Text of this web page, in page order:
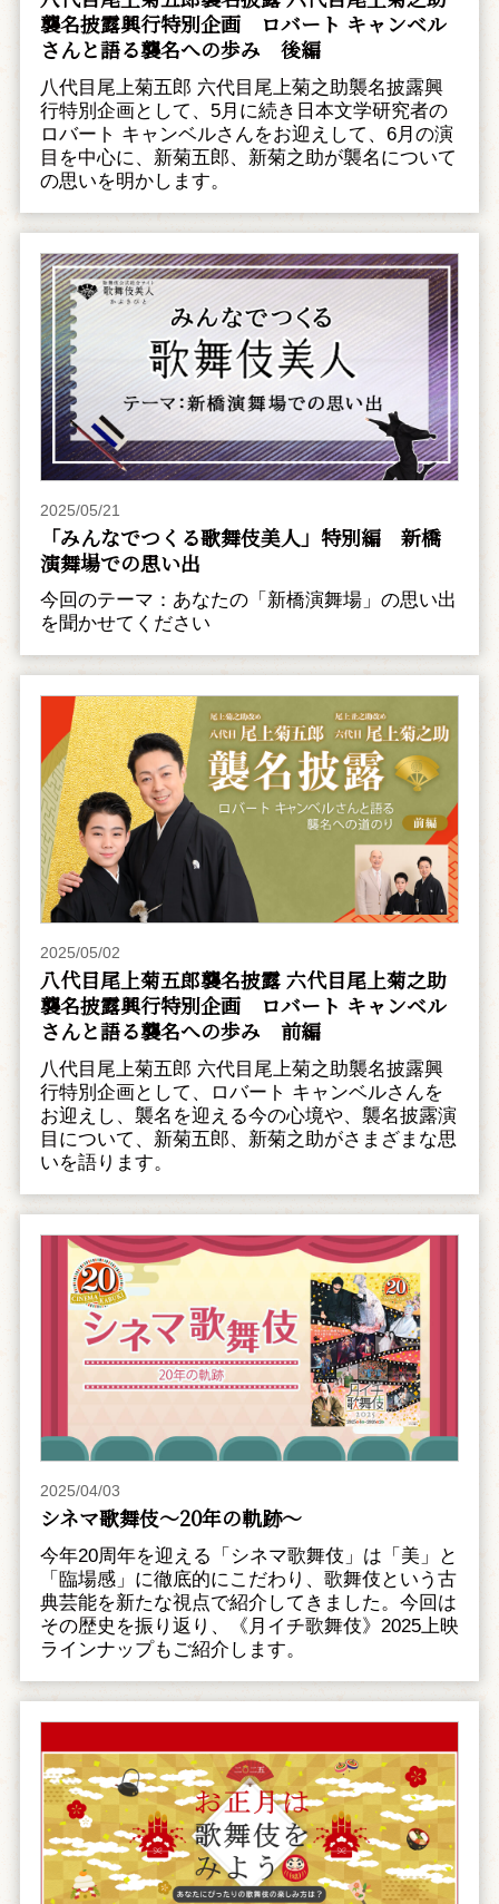
襲名披露興行特別企画 ――ロバート キャンベル
さんと語る襲名への歩み 後編
八代目尾上菊五郎 六代目尾上菊之助襲名披露興
行特別企画として、5月に続き日本文学研究者の
ロバート キャンベルさんをお迎えして、6月の演
目を中心に、新菊五郎、新菊之助が襲名について
の思いを明かします。
2025/05/21
「みんなでつくる歌舞伎美人」特別編 新橋
演舞場での思い出
今回のテーマ：あなたの「新橋演舞場」の思い出
を聞かせてください
2025/05/02
八代目尾上菊五郎襲名披露 六代目尾上菊之助
襲名披露興行特別企画 ――ロバート キャンベル
さんと語る襲名への歩み 前編
八代目尾上菊五郎 六代目尾上菊之助襲名披露興
行特別企画として、ロバート キャンベルさんを
お迎えし、襲名を迎える今の心境や、襲名披露演
目について、新菊五郎、新菊之助がさまざまな思
いを語ります。
2025/04/03
シネマ歌舞伎～20年の軌跡～
今年20周年を迎える「シネマ歌舞伎」は「美」と
「臨場感」に徹底的にこだわり、歌舞伎という古
典芸能を新たな視点で紹介してきました。今回は
その歴史を振り返り、《月イチ歌舞伎》2025上映
ラインナップもご紹介します。